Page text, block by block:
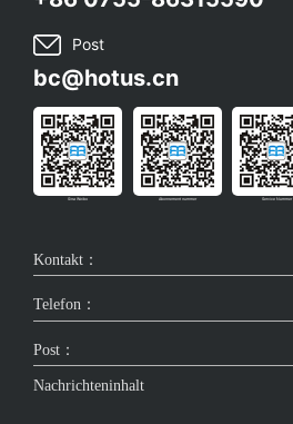
Post
bc@hotus.cn
Sina Weibo Abonnement nummer Service Nummer